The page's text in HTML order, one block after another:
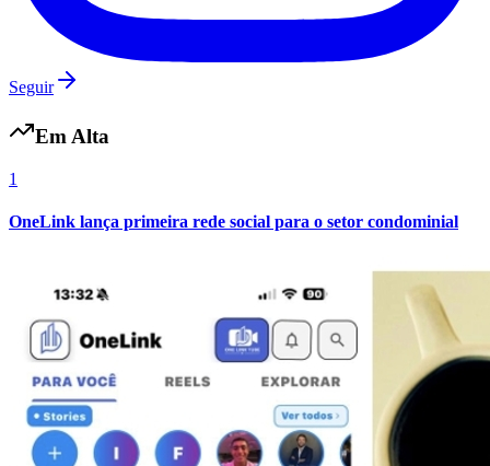
Seguir
Em Alta
1
OneLink lança primeira rede social para o setor condominial